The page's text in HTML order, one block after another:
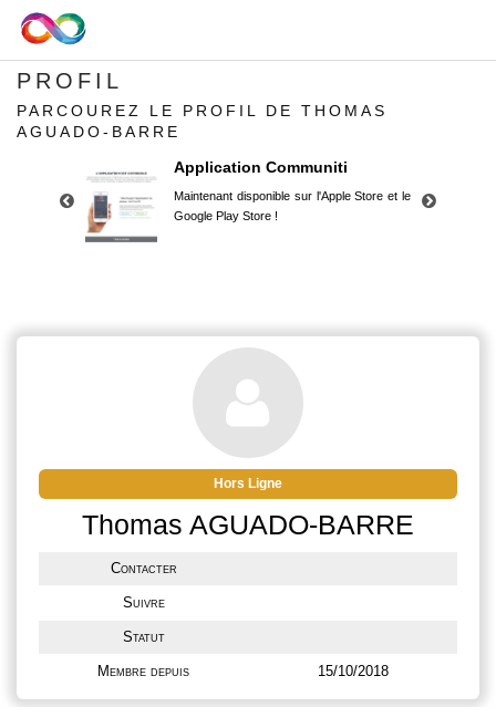
PROFIL
PARCOUREZ LE PROFIL DE THOMAS
AGUADO-BARRE
Application Communiti
Maintenant disponible sur l'Apple Store et le
Google Play Store !
Google Play Store !
Hors Ligne
Thomas AGUADO-BARRE
Contacter
Suivre
Statut
Membre depuis 15/10/2018